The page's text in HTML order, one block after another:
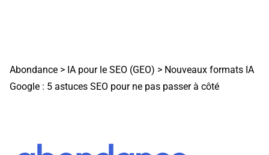
Abondance > IA pour le SEO (GEO) > Nouveaux formats IA
Google : 5 astuces SEO pour ne pas passer à côté